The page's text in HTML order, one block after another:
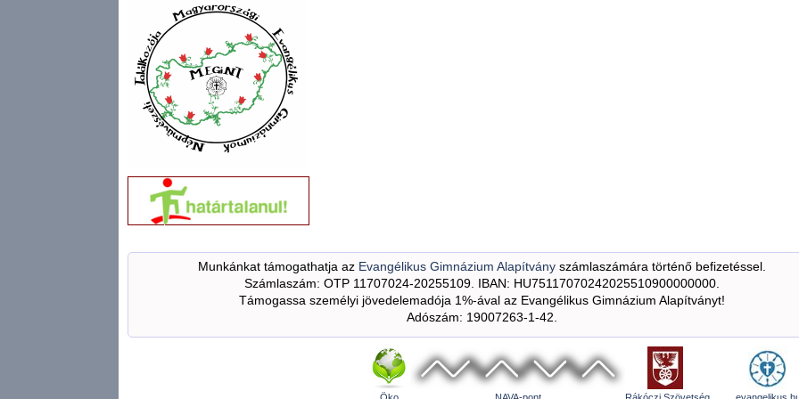
Munkánkat támogathatja az Evangélikus Gimnázium Alapítványszámlaszámára történő befizetéssel.
Számlaszám: OTP 11707024-20255109. IBAN: HU75117070242025510900000000.
Támogassa személyi jövedelemadója 1%-ával az Evangélikus Gimnázium Alapítványt!
Adószám: 19007263-1-42.